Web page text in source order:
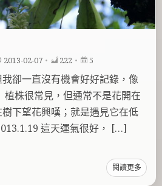
2013-02-07 ・ 222 ・ 5
卻一直沒有機會好好記錄，像
植株很常見，但通常不是花開在
下望花興嘆；就是遇見它在低
這天運氣很好， […]
閱讀更多